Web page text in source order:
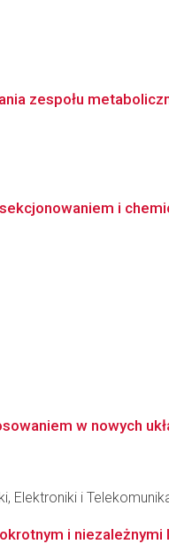
zespołu
i
w nowych
Elektroniki i
i niezależnymi